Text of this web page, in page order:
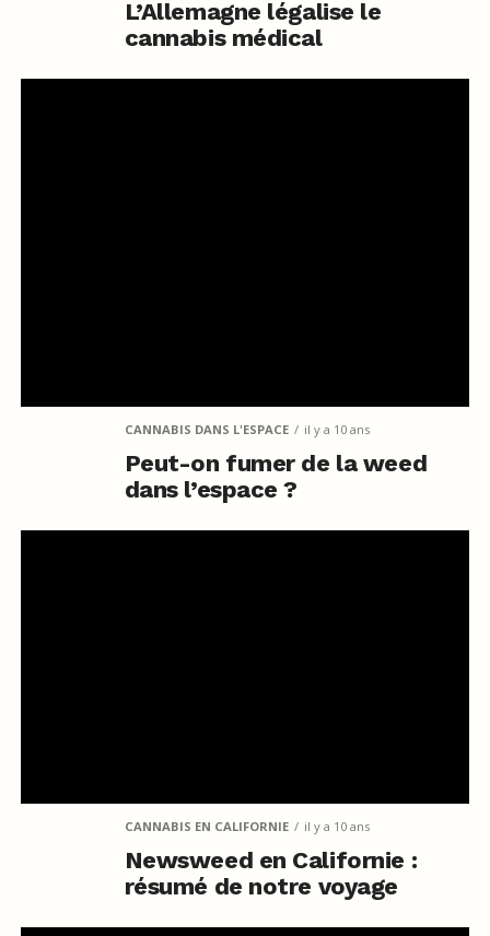
L’Allemagne légalise le
cannabis médical
CANNABIS DANS L'ESPACE il y a 10 ans
Peut-on fumer de la weed
dans l’espace ?
CANNABIS EN CALIFORNIE il y a 10 ans
Newsweed en Californie :
résumé de notre voyage